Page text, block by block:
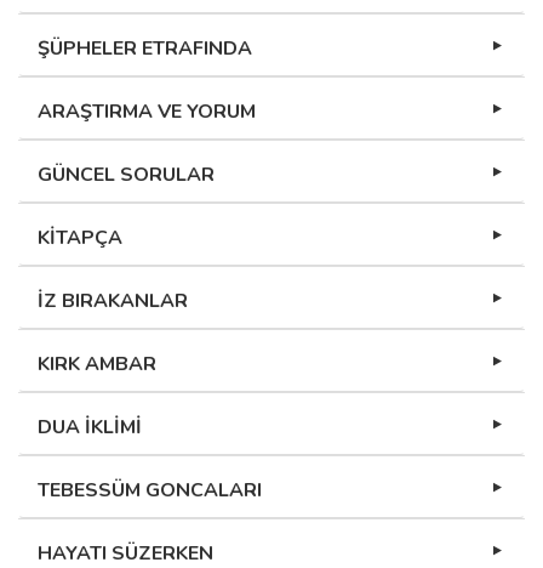
ŞÜPHELER ETRAFINDA
ARAŞTIRMA VE YORUM
GÜNCEL SORULAR
KİTAPÇA
İZ BIRAKANLAR
KIRK AMBAR
DUA İKLİMİ
TEBESSÜM GONCALARI
HAYATI SÜZERKEN